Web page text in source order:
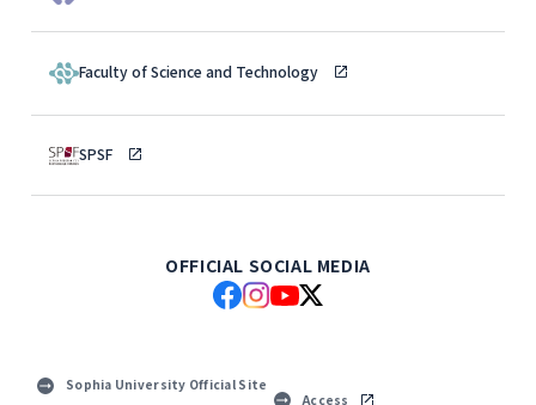
Faculty of Science and Technology
SPSF
OFFICIAL SOCIAL MEDIA
Sophia University Official Site
Access